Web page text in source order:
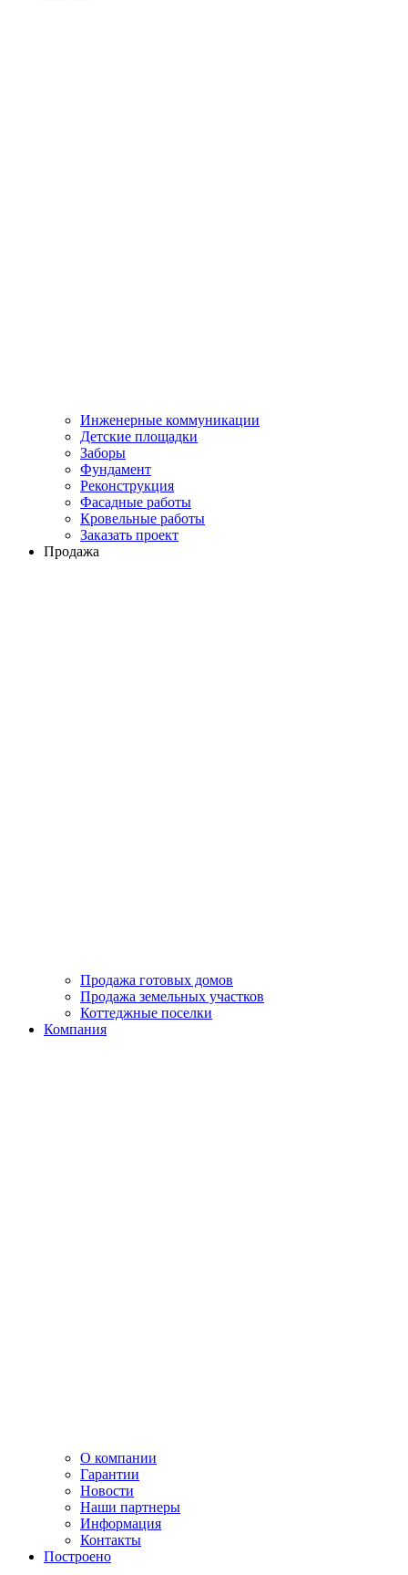
Инженерные коммуникации
Детские площадки
Заборы
Фундамент
Реконструкция
Фасадные работы
Кровельные работы
Заказать проект
Продажа
Продажа готовых домов
Продажа земельных участков
Коттеджные поселки
Компания
О компании
Гарантии
Новости
Наши партнеры
Информация
Контакты
Построено